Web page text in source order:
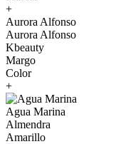
+
Aurora Alfonso
Aurora Alfonso
Kbeauty
Margo
Color
+
Agua Marina
Almendra
Amarillo